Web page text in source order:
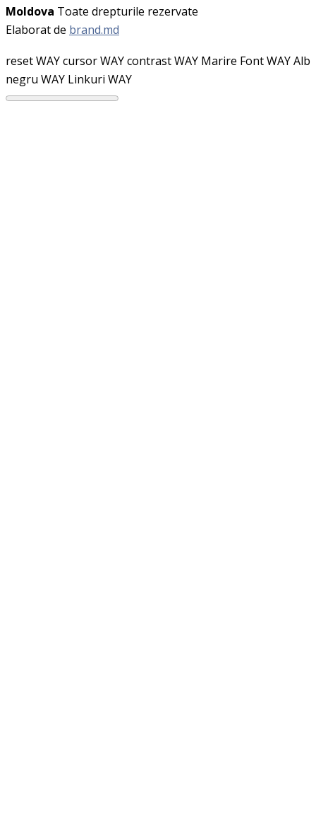
Moldova Toate drepturile rezervate
Elaborat de brand.md
reset WAYcursor WAYcontrast WAY Marire Font WAYAlb
negru WAY Linkuri WAY